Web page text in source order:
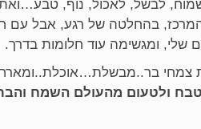
שלי, ומגשימה עוד חלומות בדרך.
צמחי
ולטעום מהעולם השמח